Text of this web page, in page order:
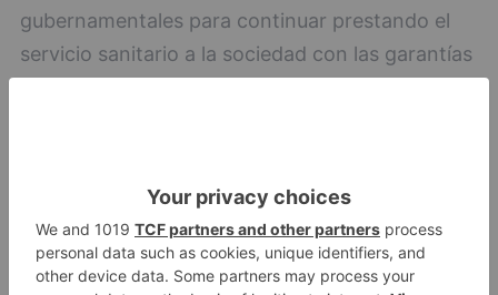
gubernamentales para continuar prestando el
servicio sanitario a la sociedad con las garantías
financiera covid-
LO + VISTO